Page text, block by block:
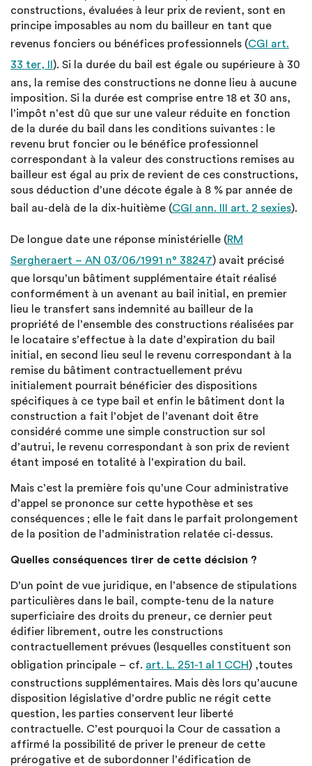
constructions, évaluées à leur prix de revient, sont en
principe imposables au nom du bailleur en tant que
revenus fonciers ou bénéfices professionnels (CGI art.
33 ter, II ). Si la durée du bail est égale ou supérieure à 30
ans, la remise des constructions ne donne lieu à aucune
imposition. Si la durée est comprise entre 18 et 30 ans,
l’impôt n’est dû que sur une valeur réduite en fonction
de la durée du bail dans les conditions suivantes : le
revenu brut foncier ou le bénéfice professionnel
correspondant à la valeur des constructions remises au
bailleur est égal au prix de revient de ces constructions,
sous déduction d’une décote égale à 8 % par année de
bail au-delà de la dix-huitième (CGI ann. III art. 2 sexies).
De longue date une réponse ministérielle (RM
Sergheraert – AN 03/06/1991 n° 38247) avait précisé
que lorsqu’un bâtiment supplémentaire était réalisé
conformément à un avenant au bail initial, en premier
lieu le transfert sans indemnité au bailleur de la
propriété de l’ensemble des constructions réalisées par
le locataire s’effectue à la date d’expiration du bail
initial, en second lieu seul le revenu correspondant à la
remise du bâtiment contractuellement prévu
initialement pourrait bénéficier des dispositions
spécifiques à ce type bail et enfin le bâtiment dont la
construction a fait l’objet de l’avenant doit être
considéré comme une simple construction sur sol
d’autrui, le revenu correspondant à son prix de revient
étant imposé en totalité à l’expiration du bail.
Mais c’est la première fois qu’une Cour administrative
d’appel se prononce sur cette hypothèse et ses
conséquences ; elle le fait dans le parfait prolongement
de la position de l’administration relatée ci-dessus.
Quelles conséquences tirer de cette décision ?
D’un point de vue juridique, en l’absence de stipulations
particulières dans le bail, compte-tenu de la nature
superficiaire des droits du preneur, ce dernier peut
édifier librement, outre les constructions
contractuellement prévues (lesquelles constituent son
obligation principale – cf. art. L. 251-1 al 1 CCH) ,toutes
constructions supplémentaires. Mais dès lors qu’aucune
disposition législative d’ordre public ne régit cette
question, les parties conservent leur liberté
contractuelle. C’est pourquoi la Cour de cassation a
affirmé la possibilité de priver le preneur de cette
prérogative et de subordonner l’édification de